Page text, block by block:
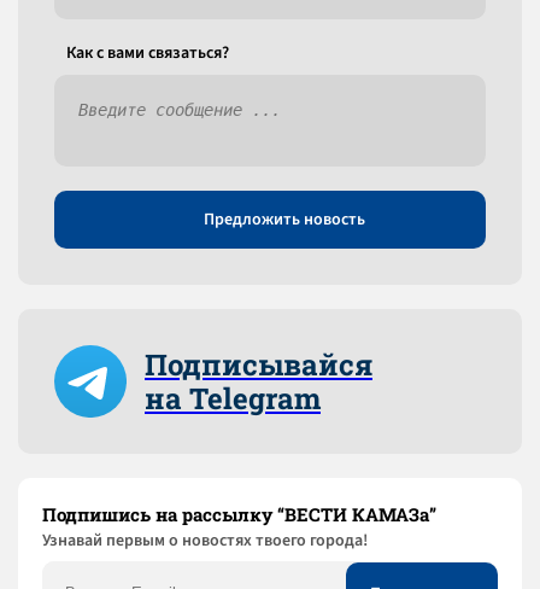
Как c вами связаться?
Предложить новость
Подписывайся
на Telegram
Подпишись на рассылку “ВЕСТИ КАМАЗа”
Узнaвай первым о новостях твоего города!